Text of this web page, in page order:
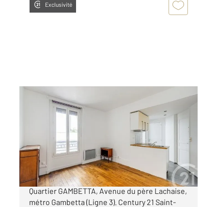
Exclusivité
PARIS 75020
18,55 m2, 1 pièce
Appartement F1 à vendre
178 000 €
STUDIO DANS L'ANCIEN AU CALME SUR COUR !
Quartier GAMBETTA, Avenue du père Lachaise,
métro Gambetta (Ligne 3). Century 21 Saint-